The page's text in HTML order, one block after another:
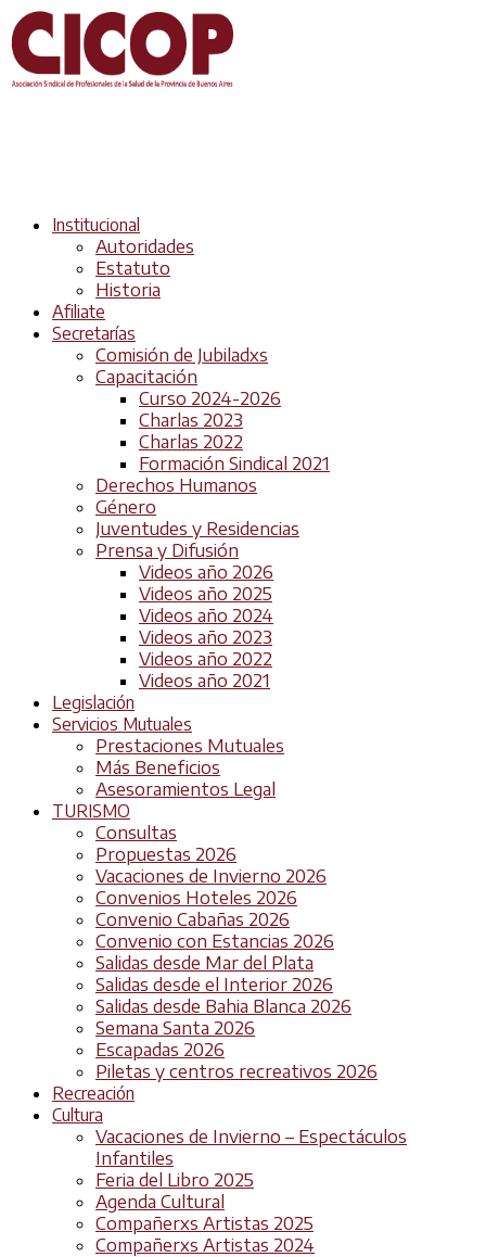
Institucional
Autoridades
Estatuto
Historia
Afiliate
Secretarías
Comisión de Jubiladxs
Capacitación
Curso 2024-2026
Charlas 2023
Charlas 2022
Formación Sindical 2021
Derechos Humanos
Género
Juventudes y Residencias
Prensa y Difusión
Videos año 2026
Videos año 2025
Videos año 2024
Videos año 2023
Videos año 2022
Videos año 2021
Legislación
Servicios Mutuales
Prestaciones Mutuales
Más Beneficios
Asesoramientos Legal
TURISMO
Consultas
Propuestas 2026
Vacaciones de Invierno 2026
Convenios Hoteles 2026
Convenio Cabañas 2026
Convenio con Estancias 2026
Salidas desde Mar del Plata
Salidas desde el Interior 2026
Salidas desde Bahia Blanca 2026
Semana Santa 2026
Escapadas 2026
Piletas y centros recreativos 2026
Recreación
Cultura
Vacaciones de Invierno – Espectáculos
Infantiles
Feria del Libro 2025
Agenda Cultural
Compañerxs Artistas 2025
Compañerxs Artistas 2024